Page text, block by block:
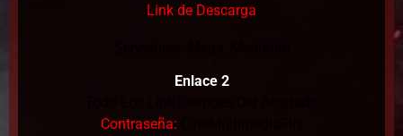
Link de Descarga
Enlace 2
Contraseña: